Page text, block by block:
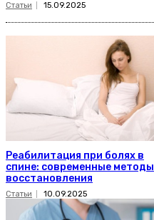
Статьи 15.09.2025
Реабилитация при болях в
спине: современные методы
восстановления
Статьи 10.09.2025